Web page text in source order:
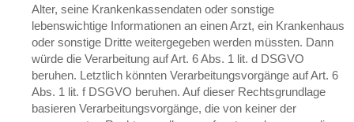
Alter, seine Krankenkassendaten oder sonstige
lebenswichtige Informationen an einen Arzt, ein Krankenhaus
oder sonstige Dritte weitergegeben werden müssten. Dann
würde die Verarbeitung auf Art. 6 Abs. 1 lit. d DSGVO
beruhen. Letztlich könnten Verarbeitungsvorgänge auf Art. 6
Abs. 1 lit. f DSGVO beruhen. Auf dieser Rechtsgrundlage
basieren Verarbeitungsvorgänge, die von keiner der